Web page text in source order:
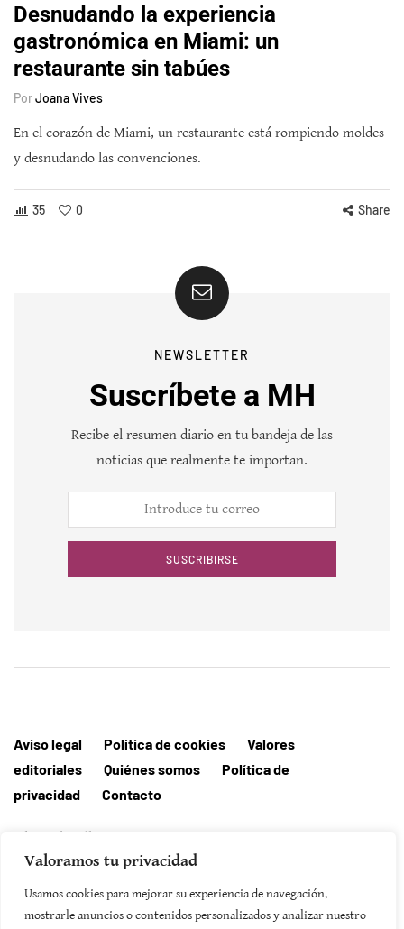
Valoramos tu privacidad
Usamos cookies para mejorar su experiencia de navegación,
mostrarle anuncios o contenidos personalizados y analizar nuestro
Desnudando la experiencia
gastronómica en Miami: un
restaurante sin tabúes
PorJoana Vives
En el corazón de Miami, un restaurante está rompiendo moldes
y desnudando las convenciones.
35 0 Share
NEWSLETTER
Suscríbete a MH
Recibe el resumen diario en tu bandeja de las
noticias que realmente te importan.
SUSCRIBIRSE
Aviso legal Política de cookies
Valores
editoriales
Quiénes somos
Política de
privacidad
Contacto
Editorial MallorcaHora